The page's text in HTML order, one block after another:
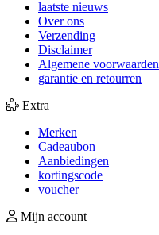
laatste nieuws
Over ons
Verzending
Disclaimer
Algemene voorwaarden
garantie en retourren
Extra
Merken
Cadeaubon
Aanbiedingen
kortingscode
voucher
Mijn account